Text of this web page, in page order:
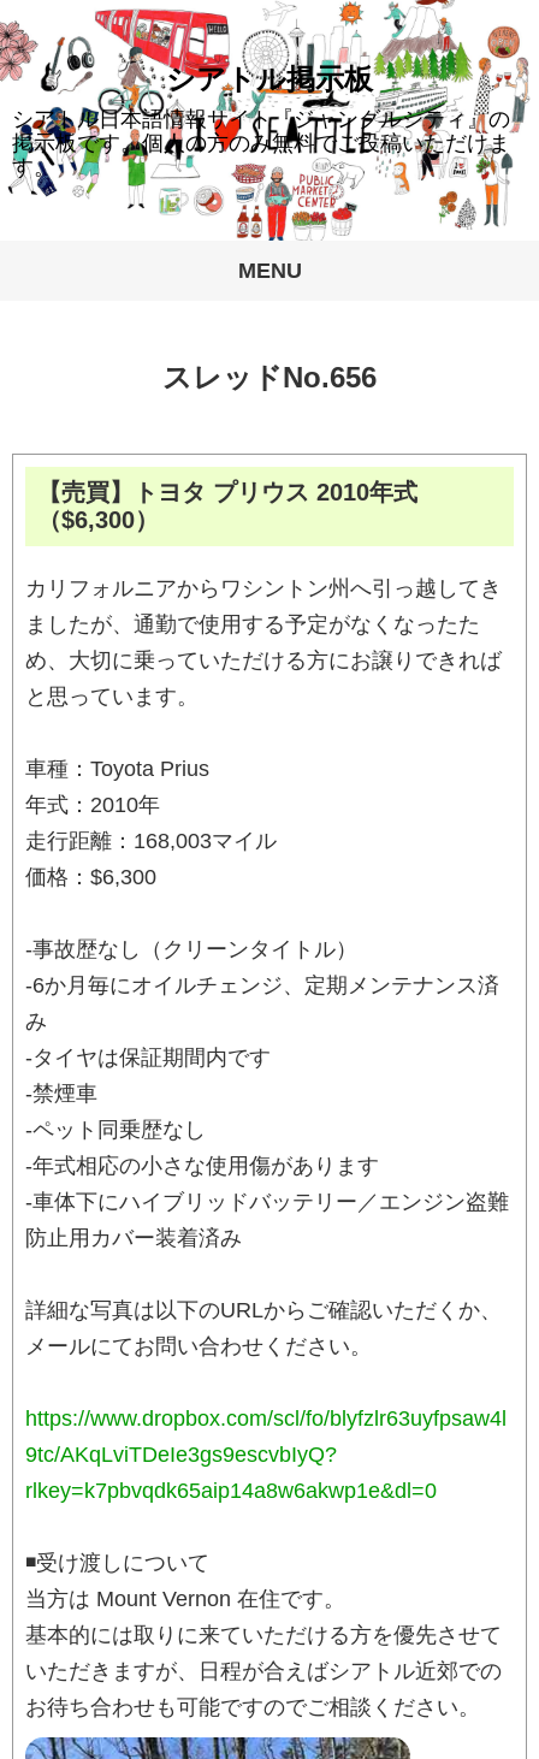
シアトル掲示板
シアトル日本語情報サイト『ジャングルシティ』の
掲示板です。個人の方のみ無料でご投稿いただけま
す。
MENU
428,045
スレッドNo.656
【売買】トヨタ プリウス 2010年式
（$6,300）
カリフォルニアからワシントン州へ引っ越してき
ましたが、通勤で使用する予定がなくなったた
め、大切に乗っていただける方にお譲りできれば
と思っています。
車種：Toyota Prius
年式：2010年
走行距離：168,003マイル
価格：$6,300
-事故歴なし（クリーンタイトル）
-6か月毎にオイルチェンジ、定期メンテナンス済
み
-タイヤは保証期間内です
-禁煙車
-ペット同乗歴なし
-年式相応の小さな使用傷があります
-車体下にハイブリッドバッテリー／エンジン盗難
防止用カバー装着済み
詳細な写真は以下のURLからご確認いただくか、
メールにてお問い合わせください。
https://www.dropbox.com/scl/fo/blyfzlr63uyfpsaw4l
9tc/AKqLviTDeIe3gs9escvbIyQ?
rlkey=k7pbvqdk65aip14a8w6akwp1e&dl=0
◾️受け渡しについて
当方は Mount Vernon 在住です。
基本的には取りに来ていただける方を優先させて
いただきますが、日程が合えばシアトル近郊での
お待ち合わせも可能ですのでご相談ください。